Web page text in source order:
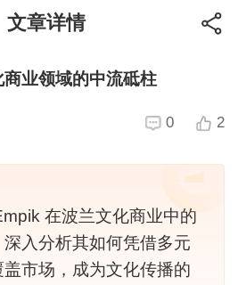
文章详情
业领域的中流砥柱
0 2
在波兰文化商业中的
入分析其如何凭借多元
市场，成为文化传播的